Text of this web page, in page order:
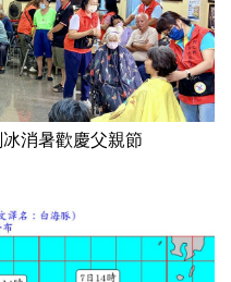
消暑歡慶父親節